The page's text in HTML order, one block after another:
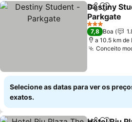
Partilhar
Destiny
Parkgate
Ver preços
3 Estrelas
7,8 Boa
a 10.5 km de
Conceito
Selecione as datas para ver os
exatos.